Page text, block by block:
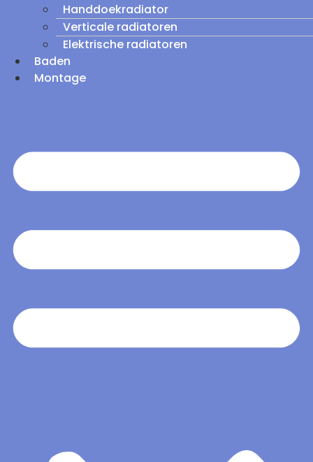
Handdoekradiator
Verticale radiatoren
Elektrische radiatoren
Baden
Montage